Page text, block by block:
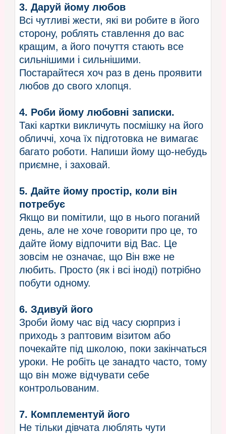
3. Даруй йому любов
Всі чутливі жести, які ви робите в його
сторону, роблять ставлення до вас
кращим, а його почуття стають все
сильнішими і сильнішими.
Постарайтеся хоч раз в день проявити
любов до свого хлопця.
4. Роби йому любовні записки.
Такі картки викличуть посмішку на його
обличчі, хоча їх підготовка не вимагає
багато роботи. Напиши йому що-небудь
приємне, і заховай.
5. Дайте йому простір, коли він
потребує
Якщо ви помітили, що в нього поганий
день, але не хоче говорити про це, то
дайте йому відпочити від Вас. Це
зовсім не означає, що Він вже не
любить. Просто (як і всі іноді) потрібно
побути одному.
6. Здивуй його
Зроби йому час від часу сюрприз і
приходь з раптовим візитом або
почекайте під школою, поки закінчаться
уроки. Не робіть це занадто часто, тому
що він може відчувати себе
контрольованим.
7. Комплементуй його
Не тільки дівчата люблять чути